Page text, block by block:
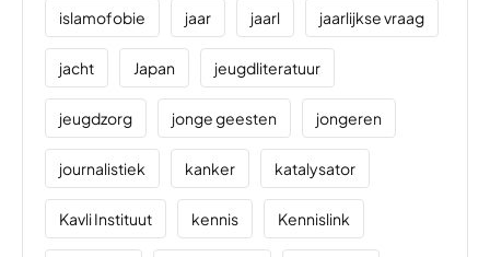
islamofobie jaar jaarl jaarlijkse vraag
jacht Japan jeugdliteratuur
jeugdzorg jonge geesten jongeren
journalistiek kanker katalysator
Kavli Instituut kennis Kennislink